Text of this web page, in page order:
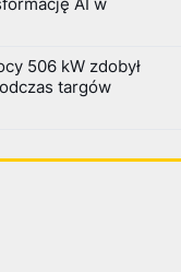
AI w
506 kW zdobył
targów